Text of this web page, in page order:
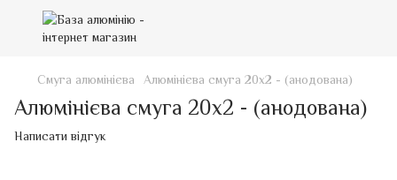
Смуга алюмінієва Алюмінієва смуга 20х2 - (анодована)
Алюмінієва смуга 20х2 - (анодована)
Написати відгук